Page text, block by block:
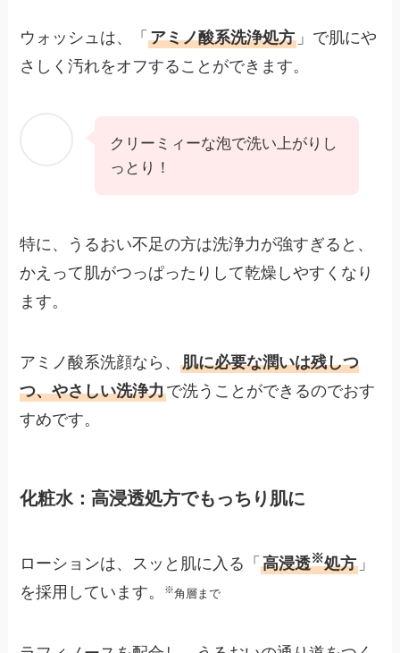
ウォッシュは、「アミノ酸系洗浄処方 」で肌にや
さしく汚れをオフすることができます。
クリーミィーな泡で洗い上がりし
っとり！
特に、うるおい不足の方は洗浄力が強すぎると、
かえって肌がつっぱったりして乾燥しやすくなり
ます。
アミノ酸系洗顔なら、肌に必要な潤いは残しつ
つ、やさしい洗浄力で洗うことができるのでおす
すめです。
化粧水：高浸透処方でもっちり肌に
ローションは、スッと肌に入る「高浸透※処方 」
を採用しています。
※角層まで